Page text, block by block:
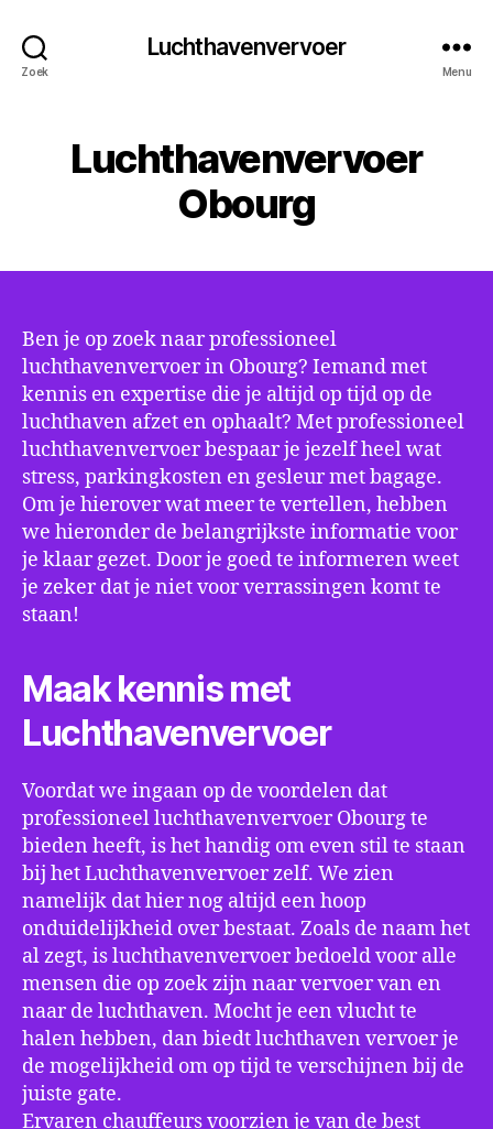
Zoek
Luchthavenvervoer
Menu
Luchthavenvervoer
Obourg
Ben je op zoek naar professioneel
luchthavenvervoer in Obourg? Iemand met
kennis en expertise die je altijd op tijd op de
luchthaven afzet en ophaalt? Met professioneel
luchthavenvervoer bespaar je jezelf heel wat
stress, parkingkosten en gesleur met bagage.
Om je hierover wat meer te vertellen, hebben
we hieronder de belangrijkste informatie voor
je klaar gezet. Door je goed te informeren weet
je zeker dat je niet voor verrassingen komt te
staan!
Maak kennis met
Luchthavenvervoer
Voordat we ingaan op de voordelen dat
professioneel luchthavenvervoer Obourg te
bieden heeft, is het handig om even stil te staan
bij het Luchthavenvervoer zelf. We zien
namelijk dat hier nog altijd een hoop
onduidelijkheid over bestaat. Zoals de naam het
al zegt, is luchthavenvervoer bedoeld voor alle
mensen die op zoek zijn naar vervoer van en
naar de luchthaven. Mocht je een vlucht te
halen hebben, dan biedt luchthaven vervoer je
de mogelijkheid om op tijd te verschijnen bij de
juiste gate.
Ervaren chauffeurs voorzien je van de best